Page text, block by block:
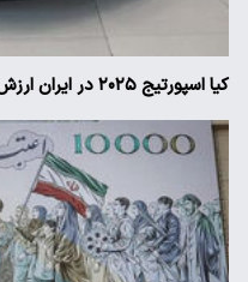
کیا اسپورتیج ۲۰۲۵ در ایران ارزش خرید دارد؟